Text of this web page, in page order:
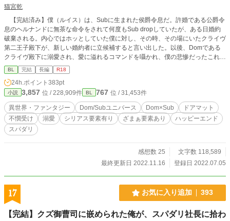
猫宮乾
【完結済み】僕（ルイス）は、Subに生まれた侯爵令息だ。許婚である公爵令
息のヘルナンドに無茶な命令をされて何度もSub dropしていたが、ある日婚約
破棄される。内心ではホッとしていた僕に対し、その時、その場にいたクライヴ
第二王子殿下が、新しい婚約者に立候補すると言い出した。以後、Domである
クライヴ殿下に溺愛され、愛に溢れるコマンドを囁かれ、僕の悲惨だったこれま
での境遇が一変する。※異世界婚約破棄×Dom/Subユニバースのお話です。独自
設定も含まれます。（☆）挿入無し性描写、（★）挿入有り性描写です。第10
回BL大賞応募作です。応援・ご投票していただけましたら嬉しいです！ ▼一
日２話以上更新。あと、（微弱ですが）ざまぁ要素が含まれます。D/Sお好きな
方のほか、D/Sご存じなくとも婚約破棄系好きな方にもお楽しみいただけました
ら嬉しいです！（性描写に痛い系は含まれません。ただ、たまに激しい時があり
ます）
BL 完結 長編 R18
24h.ポイント 383pt
小説 3,857 位 / 228,909件 BL 767 位 / 31,453件
異世界・ファンタジー Dom/Subユニバース Dom×Sub
ドアマット
不憫受け
溺愛 シリアス要素有り ざまぁ要素あり
ハッピーエンド
スパダリ
感想数 25
文字数 118,589
最終更新日 2022.11.16
登録日 2022.07.05
17 お気に入り追加 393
【完結】クズ御曹司に嵌められた俺が、スパダリ社長に拾わ